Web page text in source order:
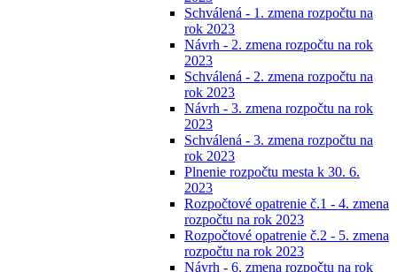
Schválená - 1. zmena rozpočtu na
rok 2023
Návrh - 2. zmena rozpočtu na rok
2023
Schválená - 2. zmena rozpočtu na
rok 2023
Návrh - 3. zmena rozpočtu na rok
2023
Schválená - 3. zmena rozpočtu na
rok 2023
Plnenie rozpočtu mesta k 30. 6.
2023
Rozpočtové opatrenie č.1 - 4. zmena
rozpočtu na rok 2023
Rozpočtové opatrenie č.2 - 5. zmena
rozpočtu na rok 2023
Návrh - 6. zmena rozpočtu na rok